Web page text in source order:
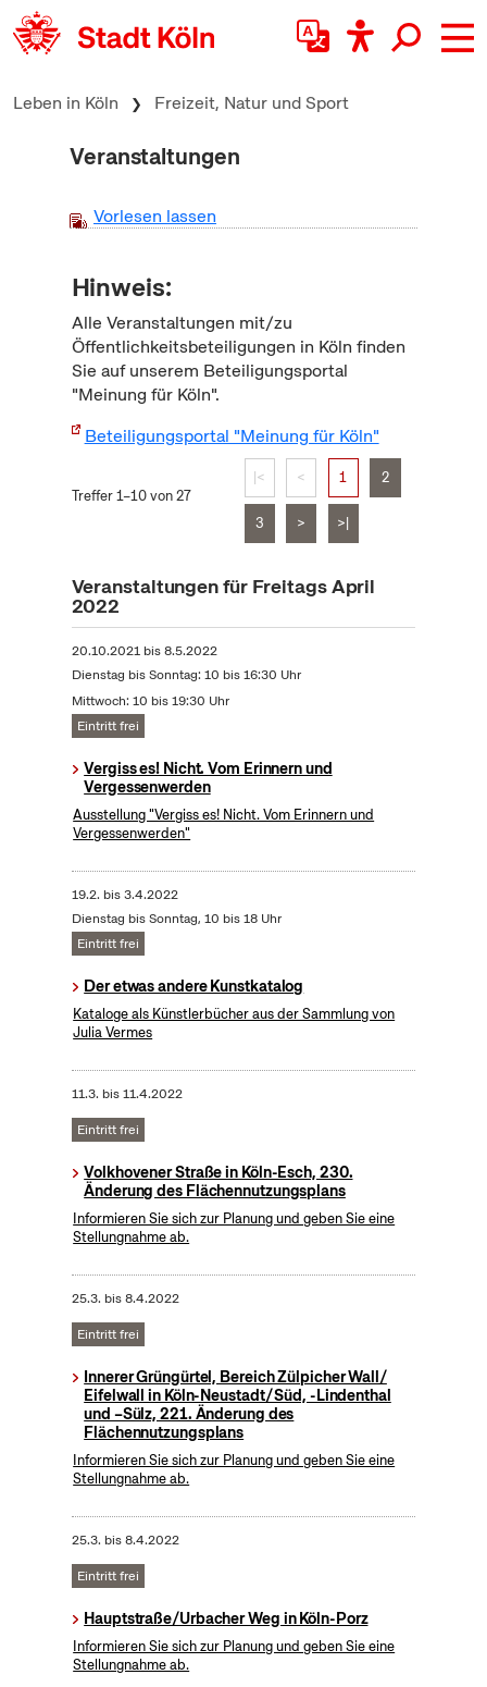
zum Inhalt springen
Leben in Köln Freizeit, Natur und Sport
Veranstaltungen
Vorlesen lassen
Hinweis:
Alle Veranstaltungen mit/zu
Öffentlichkeitsbeteiligungen in Köln finden
Sie auf unserem Beteiligungsportal
"Meinung für Köln".
Beteiligungsportal "Meinung für Köln"
Treffer 1–10 von 27
|< < 1 2
3 > >|
Veranstaltungen für Freitags April
2022
20.10.2021bis8.5.2022
Dienstag bis Sonntag: 10 bis 16:30 Uhr
Mittwoch: 10 bis 19:30 Uhr
Eintritt frei
Vergiss es! Nicht. Vom Erinnern und
Vergessenwerden
Ausstellung "Vergiss es! Nicht. Vom Erinnern und
Vergessenwerden"
19.2. bis3.4.2022
Dienstag bis Sonntag, 10 bis 18 Uhr
Eintritt frei
Der etwas andere Kunstkatalog
Kataloge als Künstlerbücher aus der Sammlung von
Julia Vermes
11.3. bis11.4.2022
Eintritt frei
Volkhovener Straße in Köln-Esch, 230.
Änderung des Flächennutzungsplans
Informieren Sie sich zur Planung und geben Sie eine
Stellungnahme ab.
25.3. bis8.4.2022
Eintritt frei
Innerer Grüngürtel, Bereich Zülpicher Wall/
Eifelwall in Köln-Neustadt/ Süd, -Lindenthal
und –Sülz, 221. Änderung des
Flächennutzungsplans
Informieren Sie sich zur Planung und geben Sie eine
Stellungnahme ab.
25.3. bis8.4.2022
Eintritt frei
Hauptstraße/Urbacher Weg in Köln-Porz
Informieren Sie sich zur Planung und geben Sie eine
Stellungnahme ab.